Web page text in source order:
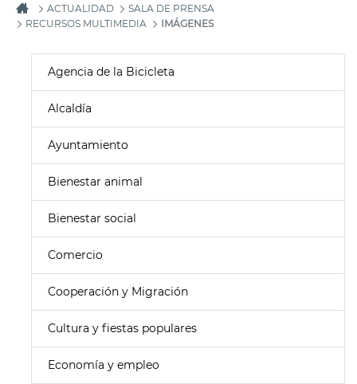
ACTUALIDAD
SALA DE PRENSA
RECURSOS MULTIMEDIA
IMÁGENES
Agencia de la Bicicleta
Alcaldía
Ayuntamiento
Bienestar animal
Bienestar social
Comercio
Cooperación y Migración
Cultura y fiestas populares
Economía y empleo